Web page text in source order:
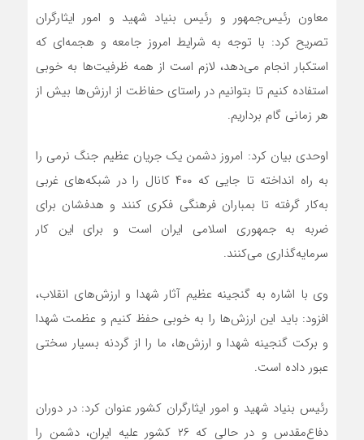
معاون رئیس‌جمهور و رئیس بنیاد شهید و امور ایثارگران
تصریح کرد: با توجه به شرایط امروز جامعه و هجمه‌ای که
استکبار انجام می‌دهد، لازم است از همه ظرفیت‌ها به خوبی
استفاده کنیم تا بتوانیم در راستای حفاظت از ارزش‌ها بیش از
هر زمانی گام برداریم.
اوحدی بیان کرد: امروز دشمن یک جریان عظیم جنگ نرمی را
به راه انداخته تا جایی که ۴۰۰ کانال را در شبکه‌های غربی
به‌کار گرفته تا بمباران فرهنگی فکری کنند و هدفشان برای
ضربه به جمهوری اسلامی ایران است و برای این کار
سرمایه‌گذاری می‌کنند.
وی با اشاره به گنجینه عظیم آثار شهدا و ارزش‌های انقلاب،
افزود: باید این ارزش‌ها را به خوبی حفظ کنیم و عظمت شهدا
و برکت گنجینه شهدا و ارزش‌ها، ما را از گردنه بسیار سختی
عبور داده است.
رئیس بنیاد شهید و امور ایثارگران کشور عنوان کرد: در دوران
دفاع‌مقدس و در حالی که ۲۶ کشور علیه ایران، دشمن را